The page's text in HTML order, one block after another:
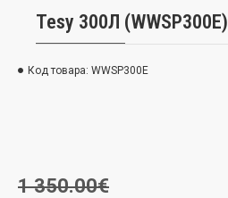
Tesy 300Л (WWSP300E)
Код товара: WWSP300E
1 350.00€